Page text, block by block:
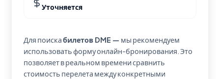
Уточняется
Для поискабилетов DME — мы рекомендуем
использовать форму онлайн-бронирования. Это
позволяет в реальном времени сравнить
стоимость перелета между конкретными